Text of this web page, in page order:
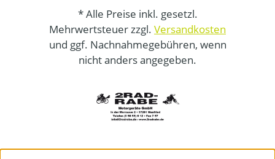
* Alle Preise inkl. gesetzl.
Mehrwertsteuer zzgl. Versandkosten
und ggf. Nachnahmegebühren, wenn
nicht anders angegeben.